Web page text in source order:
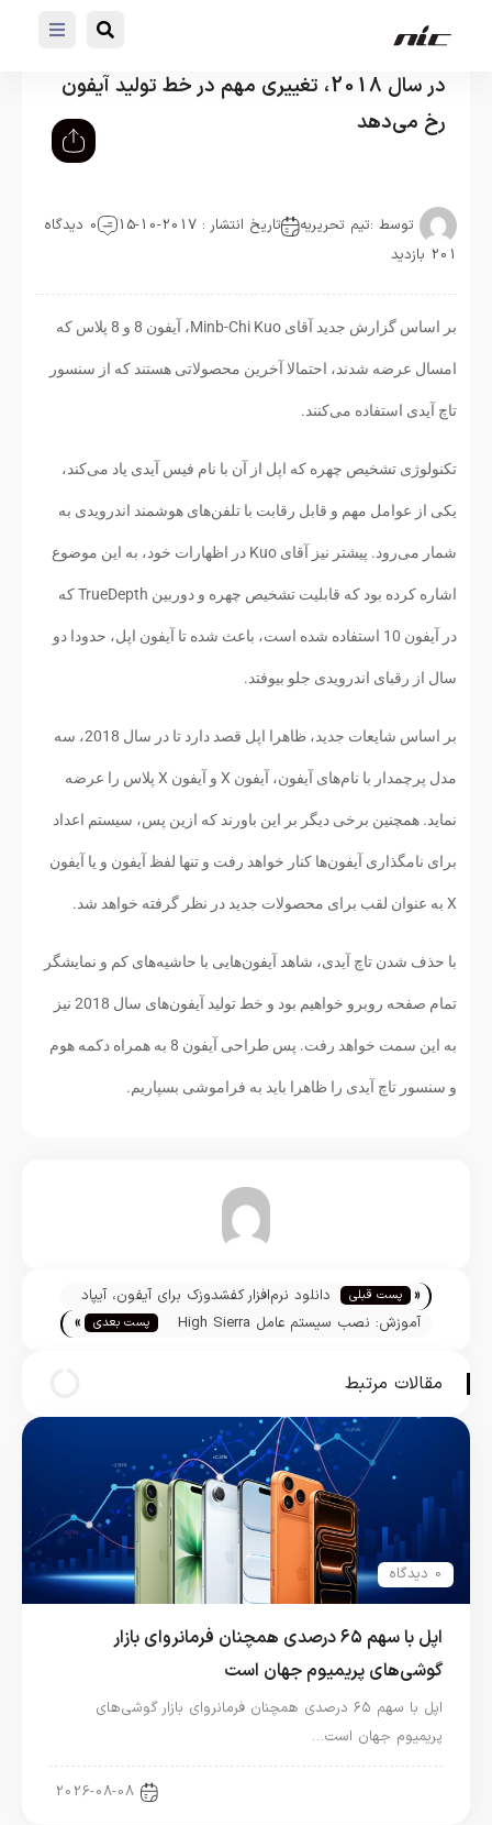
در سال 2018، تغییری مهم در خط تولید آیفون
رخ می‌دهد
توسط :تیم تحریریه تاریخ انتشار : 2017-10-15
0 دیدگاه
201 بازدید
بر اساس گزارش جدید آقای Minb-Chi Kuo، آیفون 8 و 8 پلاس که
امسال عرضه شدند، احتمالا آخرین محصولاتی هستند که از سنسور
تاچ آیدی استفاده می‌کنند.
تکنولوژی تشخیص چهره که اپل از آن با نام فیس آیدی یاد می‌کند،
یکی از عوامل مهم و قابل رقابت با تلفن‌های هوشمند اندرویدی به
شمار می‌رود. پیشتر نیز آقای Kuo در اظهارات خود، به این موضوع
اشاره کرده بود که قابلیت تشخیص چهره و دوربین TrueDepth که
در آيفون 10 استفاده شده است، باعث شده تا آیفون اپل، حدودا دو
سال از رقبای اندرویدی جلو بیوفتد.
بر اساس شایعات جدید، ظاهرا اپل قصد دارد تا در سال 2018، سه
مدل پرچمدار با نام‌های آیفون، آیفون X و آیفون X پلاس را عرضه
نماید. همچنین برخی دیگر بر این باورند که ازین پس، سیستم اعداد
برای نامگذاری آیفون‌ها کنار خواهد رفت و تنها لفظ آیفون و یا آیفون
X به عنوان لقب برای محصولات جدید در نظر گرفته خواهد شد.
با حذف شدن تاچ آیدی، شاهد آیفون‌هایی با حاشیه‌های کم و نمایشگر
تمام صفحه روبرو خواهیم بود و خط تولید آيفون‌های سال 2018 نیز
به این سمت خواهد رفت. پس طراحی آيفون 8 به همراه دکمه هوم
و سنسور تاچ آیدی را ظاهرا باید به فراموشی بسپاریم.
تیم تحریریه « پست قبلی
دانلود نرم‌افزار كفشدوزک برای آیفون، آیپاد
و آیپد
آموزش: نصب سیستم عامل High Sierra
پست بعدی »
مقالات مرتبط
0 دیدگاه
اپل با سهم ۶۵ درصدی همچنان فرمانروای بازار
گوشی‌های پریمیوم جهان است
اپل با سهم ۶۵ درصدی همچنان فرمانروای بازار گوشی‌های
پریمیوم جهان است…
2026-08-08